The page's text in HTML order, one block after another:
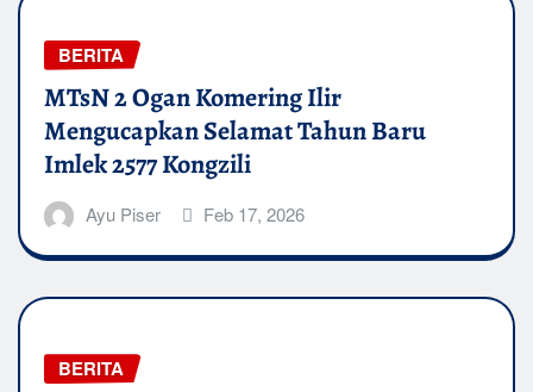
BERITA
MTsN 2 Ogan Komering Ilir
Mengucapkan Selamat Tahun Baru
Imlek 2577 Kongzili
Ayu Piser Feb 17, 2026
BERITA